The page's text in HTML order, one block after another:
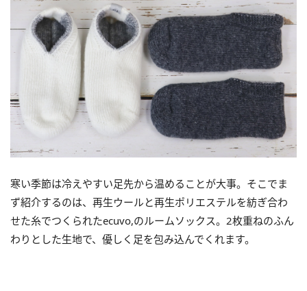
寒い季節は冷えやすい足先から温めることが大事。そこでま
ず紹介するのは、再生ウールと再生ポリエステルを紡ぎ合わ
せた糸でつくられたecuvo,のルームソックス。2枚重ねのふん
わりとした生地で、優しく足を包み込んでくれます。